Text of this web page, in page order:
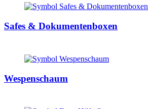
Safes & Dokumentenboxen
Wespenschaum